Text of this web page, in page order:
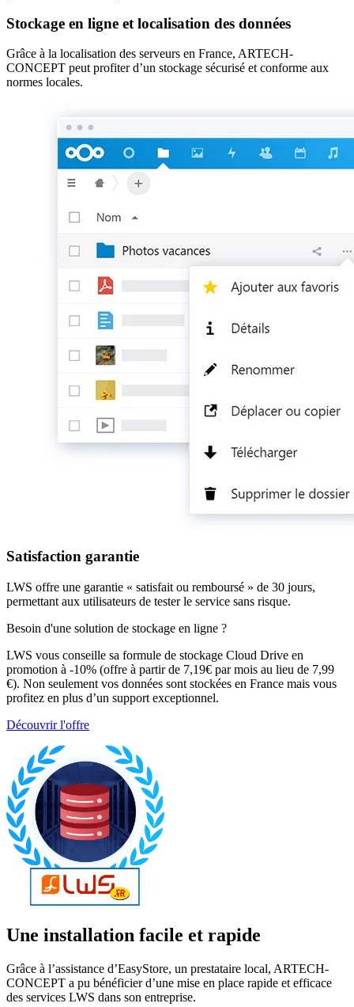
Stockage en ligne et localisation des données
Grâce à la localisation des serveurs en France, ARTECH-
CONCEPT peut profiter d’un stockage sécurisé et conforme aux
normes locales.
Satisfaction garantie
LWS offre une garantie « satisfait ou remboursé » de 30 jours,
permettant aux utilisateurs de tester le service sans risque.
Besoin d'une solution de stockage en ligne ?
LWS vous conseille sa formule de stockage Cloud Drive en
promotion à -10% (offre à partir de 7,19€ par mois au lieu de 7,99
€). Non seulement vos données sont stockées en France mais vous
profitez en plus d’un support exceptionnel.
Découvrir l'offre
Une installation facile et rapide
Grâce à l’assistance d’EasyStore, un prestataire local, ARTECH-
CONCEPT a pu bénéficier d’une mise en place rapide et efficace
des services LWS dans son entreprise.